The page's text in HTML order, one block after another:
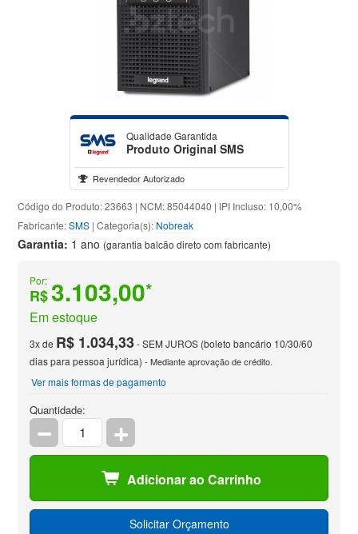
Qualidade Garantida
Produto Original SMS
Revendedor Autorizado
Código do Produto: 23663 | NCM: 85044040 | IPI Incluso: 10,00%
Fabricante:SMS | Categoria(s): Nobreak
Garantia: 1 ano (garantia balcão direto com fabricante)
Por:
R$3.103,00*
Em estoque
3x de R$ 1.034,33- SEM JUROS (boleto bancário 10/30/60
dias para pessoa jurídica) - Mediante aprovação de crédito.
Ver mais formas de pagamento
Quantidade:
Adicionar ao Carrinho
Solicitar Orçamento